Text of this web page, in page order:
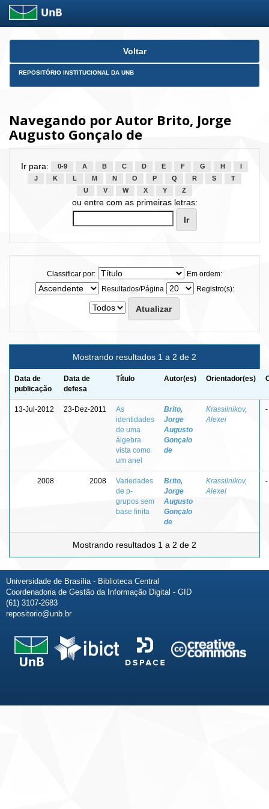
Skip
Voltar
REPOSITÓRIO INSTITUCIONAL DA UNB
Navegando por Autor Brito, Jorge
Augusto Gonçalo de
Ir para: 0-9 A B C D E F G H
J
K L M N O P Q R S
T
U
V W X Y Z
ou entre com as primeiras letras:
Classificar por:
Em ordem:
Resultados/Página
Registro(s):
Mostrando resultados 1 a 2 de 2
Data de
publicação
Data de
defesa
Título Autor(es) Orientador(es)
13-Jul-2012 23-Dez-2011
As
identidades
de uma
álgebra
vista como
um anel
Brito,
Jorge
Augusto
Gonçalo
de
Krassilnikov,
Alexei
-
2008 2008
Variedades
de p-
grupos sem
base finita
Brito,
Jorge
Augusto
Gonçalo
de
Krassilnikov,
Alexei
-
Mostrando resultados 1 a 2 de 2
Universidade de Brasília - Biblioteca Central
Coordenadoria de Gestão da Informação Digital - GID
(61) 3107-2683
repositorio@unb.br